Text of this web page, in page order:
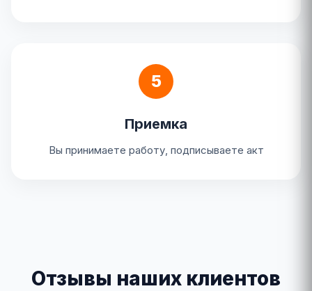
5
Приемка
Вы принимаете работу, подписываете акт
Отзывы наших клиентов